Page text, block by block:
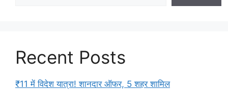
Recent Posts
₹11 में विदेश यात्रा! शानदार ऑफर, 5 शहर शामिल